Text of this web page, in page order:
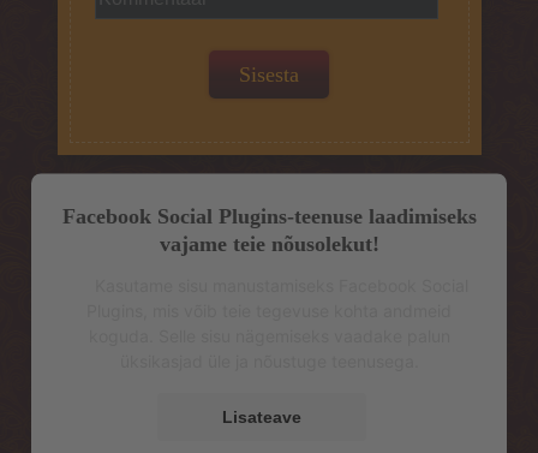
Facebook Social Plugins-teenuse laadimiseks
vajame teie nõusolekut!
Lisateave